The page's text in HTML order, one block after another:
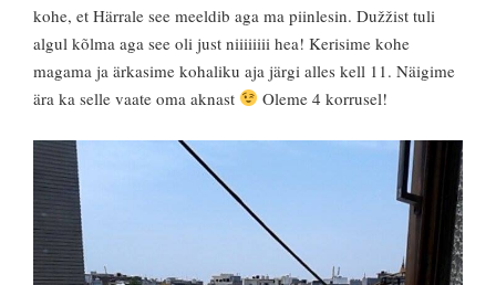
kohe, et Härrale see meeldib aga ma piinlesin. Dužžist tuli
algul kõlma aga see oli just niiiiiiii hea! Kerisime kohe
magama ja ärkasime kohaliku aja järgi alles kell 11. Näigime
ära ka selle vaate oma aknast
Oleme 4 korrusel!